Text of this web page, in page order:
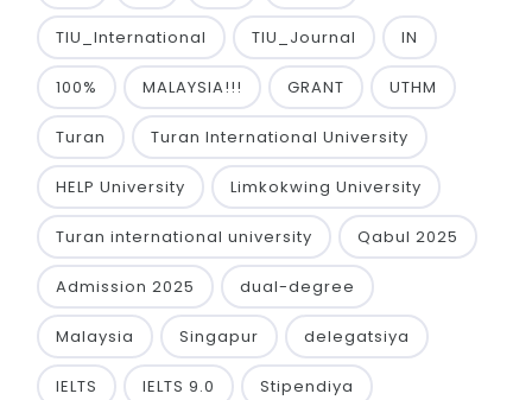
TIU_International TIU_Journal IN
100% MALAYSIA!!! GRANT UTHM
Turan Turan International University
HELP University Limkokwing University
Turan international university Qabul 2025
Admission 2025 dual-degree
Malaysia Singapur delegatsiya
IELTS IELTS 9.0 Stipendiya